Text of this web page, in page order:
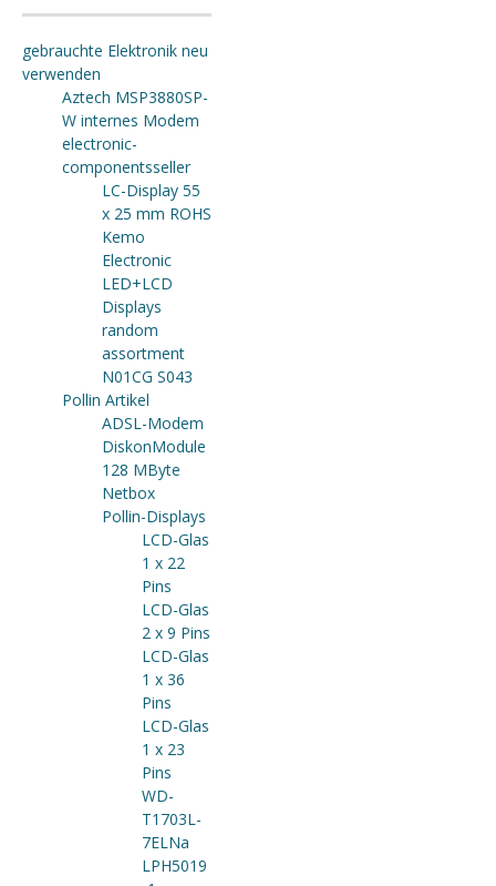
gebrauchte Elektronik neu
verwenden
Aztech MSP3880SP-
W internes Modem
electronic-
componentsseller
LC-Display 55
x 25 mm ROHS
Kemo
Electronic
LED+LCD
Displays
random
assortment
N01CG S043
Pollin Artikel
ADSL-Modem
DiskonModule
128 MByte
Netbox
Pollin-Displays
LCD-Glas
1 x 22
Pins
LCD-Glas
2 x 9 Pins
LCD-Glas
1 x 36
Pins
LCD-Glas
1 x 23
Pins
WD-
T1703L-
7ELNa
LPH5019